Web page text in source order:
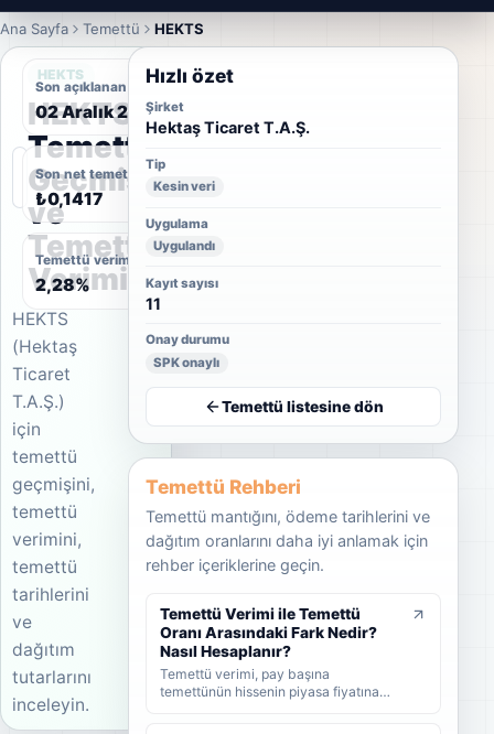
Ana Sayfa Temettü HEKTS
HEKTS
HEKTS
Temettü
Geçmişi
ve
Temettü
Verimi
HEKTS
(Hektaş
Ticaret
T.A.Ş.)
için
temettü
geçmişini,
temettü
verimini,
temettü
tarihlerini
ve
dağıtım
tutarlarını
inceleyin.
Son açıklanan temettü tarihi
02 Aralık 2019
Son net temettü
₺0,1417
Temettü verimi
2,28%
Hızlı özet
Şirket
Hektaş Ticaret T.A.Ş.
Tip
Kesin veri
Uygulama
Uygulandı
Kayıt sayısı
11
Onay durumu
SPK onaylı
Temettü listesine dön
Temettü Rehberi
Temettü mantığını, ödeme tarihlerini ve
dağıtım oranlarını daha iyi anlamak için
rehber içeriklerine geçin.
Temettü Verimi ile Temettü
Oranı Arasındaki Fark Nedir?
Nasıl Hesaplanır?
Temettü verimi, pay başına
temettünün hissenin piyasa fiyatına